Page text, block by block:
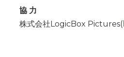
協 力
株式会社LogicBox Pictures(